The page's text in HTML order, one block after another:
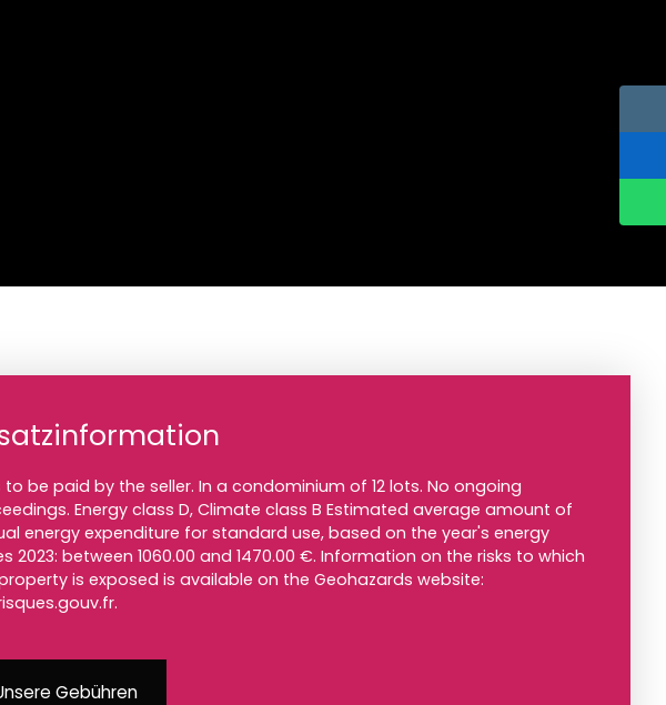
to be paid by the seller. In a condominium of 12 lots. No ongoing
Energy class D, Climate class B Estimated average amount of
energy expenditure for standard use, based on the year's energy
2023: between 1060.00 and 1470.00 €. Information on the risks to which
is exposed is available on the Geohazards website:
Gebühren